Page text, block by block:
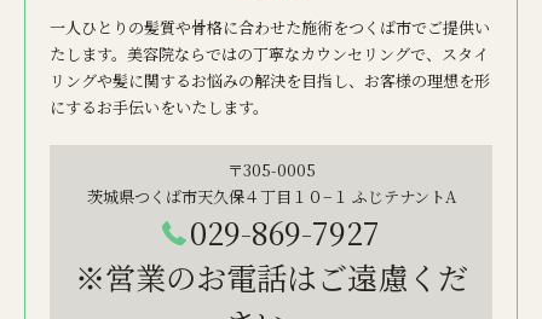
一人ひとりの髪質や骨格に合わせた施術をつくば市でご提供い
たします。美容院ならではの丁寧なカウンセリングで、スタイ
リングや髪に関するお悩みの解決を目指し、お客様の理想を形
にするお手伝いをいたします。
〒305-0005
茨城県つくば市天久保４丁目１０−１ ふじテナントA
029-869-7927
※営業のお電話はご遠慮くだ